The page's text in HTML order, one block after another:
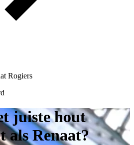
Rogiers
juiste hout
als Renaat?